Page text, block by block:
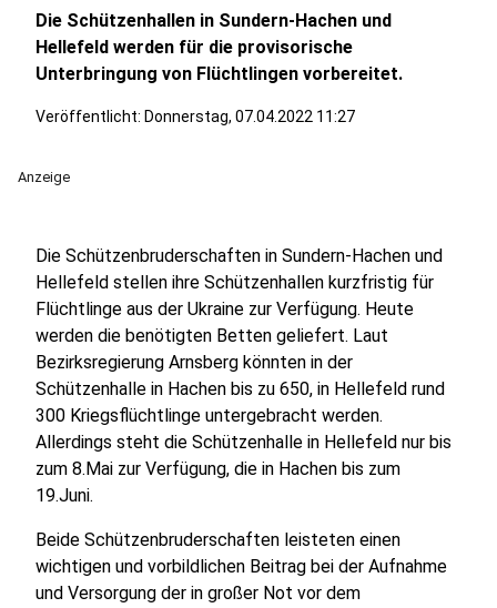
Die Schützenhallen in Sundern-Hachen und
Hellefeld werden für die provisorische
Unterbringung von Flüchtlingen vorbereitet.
Veröffentlicht: Donnerstag, 07.04.2022 11:27
Anzeige
Die Schützenbruderschaften in Sundern-Hachen und
Hellefeld stellen ihre Schützenhallen kurzfristig für
Flüchtlinge aus der Ukraine zur Verfügung. Heute
werden die benötigten Betten geliefert. Laut
Bezirksregierung Arnsberg könnten in der
Schützenhalle in Hachen bis zu 650, in Hellefeld rund
300 Kriegsflüchtlinge untergebracht werden.
Allerdings steht die Schützenhalle in Hellefeld nur bis
zum 8.Mai zur Verfügung, die in Hachen bis zum
19.Juni.
Beide Schützenbruderschaften leisteten einen
wichtigen und vorbildlichen Beitrag bei der Aufnahme
und Versorgung der in großer Not vor dem